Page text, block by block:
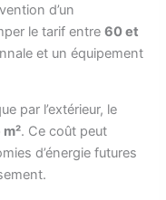
d’un
le tarif entre60 et
et un équipement
par l’extérieur, le
. Ce coût peut
d’énergie futures